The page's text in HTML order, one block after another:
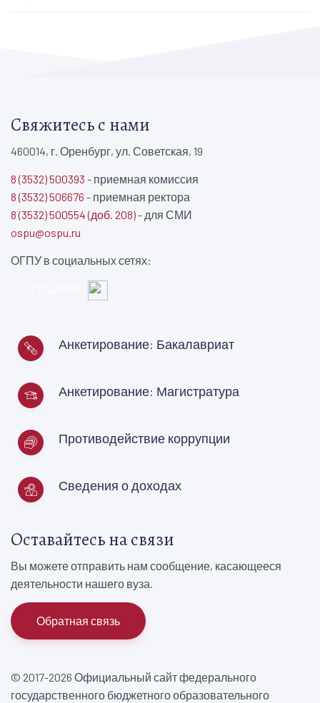
Свяжитесь с нами
460014, г. Оренбург, ул. Советская, 19
8 (3532) 500393 - приемная комиссия
8 (3532) 506676 - приемная ректора
8 (3532) 500554 (доб. 208)- для СМИ
ospu@ospu.ru
ОГПУ в социальных сетях:
Анкетирование: Бакалавриат
Анкетирование: Магистратура
Противодействие коррупции
Сведения о доходах
Оставайтесь на связи
Вы можете отправить нам сообщение, касающееся
деятельности нашего вуза.
Обратная связь
© 2017-2026 Официальный сайт федерального
государственного бюджетного образовательного